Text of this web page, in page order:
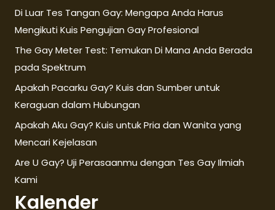
Di Luar Tes Tangan Gay: Mengapa Anda Harus
Mengikuti Kuis Pengujian Gay Profesional
The Gay Meter Test: Temukan Di Mana Anda Berada
pada Spektrum
Apakah Pacarku Gay? Kuis dan Sumber untuk
Keraguan dalam Hubungan
Apakah Aku Gay? Kuis untuk Pria dan Wanita yang
Mencari Kejelasan
Are U Gay? Uji Perasaanmu dengan Tes Gay Ilmiah
Kami
Kalender